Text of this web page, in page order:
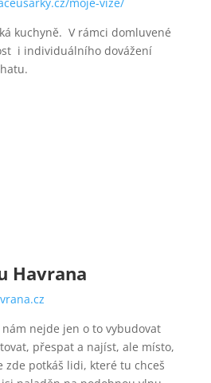
kuchyně. V rámci domluvené
i individuálního dovážení
Havrana
nejde jen o to vybudovat
přespat a najíst, ale místo,
zde potkáš lidi, které tu chceš